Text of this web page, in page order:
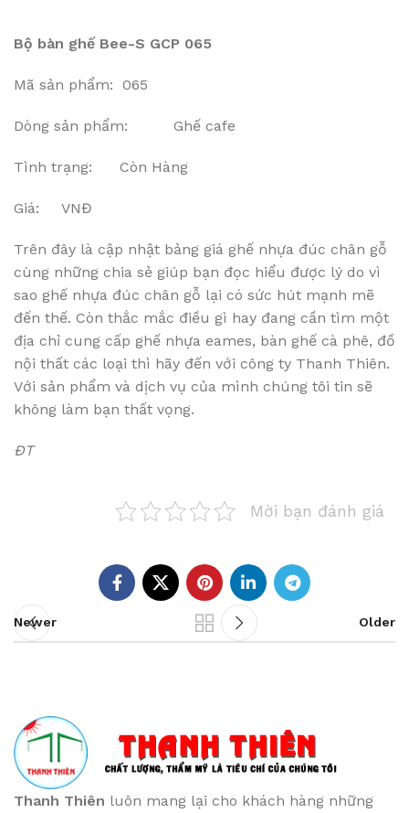
Bộ bàn ghế Bee-S GCP 065
Mã sản phẩm: 065
Dòng sản phẩm: Ghế cafe
Tình trạng: Còn Hàng
Giá: VNĐ
Trên đây là cập nhật bảng giá ghế nhựa đúc chân gỗ
cùng những chia sẻ giúp bạn đọc hiểu được lý do vì
sao ghế nhựa đúc chân gỗ lại có sức hút mạnh mẽ
đến thế. Còn thắc mắc điều gì hay đang cần tìm một
địa chỉ cung cấp ghế nhựa eames, bàn ghế cà phê, đồ
nội thất các loại thì hãy đến với công ty Thanh Thiên.
Với sản phẩm và dịch vụ của mình chúng tôi tin sẽ
không làm bạn thất vọng.
ĐT
Mời bạn đánh giá
Newer Older
Thanh Thiên luôn mang lại cho khách hàng những